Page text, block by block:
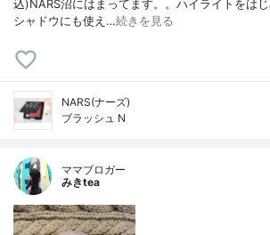
込)NARS沼にはまってます。。ハイライトをは
シャドウにも使え…続きを見る
NARS(ナーズ)
ブラッシュ N
ママブロガー
みきtea